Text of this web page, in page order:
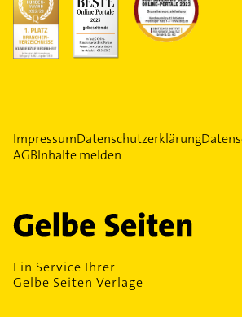
ImpressumDatenschutzerklärung
AGBInhalte melden
Ein Service Ihrer
Gelbe Seiten Verlage